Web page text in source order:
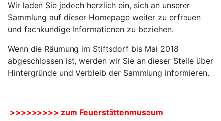
Wir laden Sie jedoch herzlich ein, sich an unserer
Sammlung auf dieser Homepage weiter zu erfreuen
und fachkundige Informationen zu beziehen.
Wenn die Räumung im Stiftsdorf bis Mai 2018
abgeschlossen ist, werden wir Sie an dieser Stelle über
Hintergründe und Verbleib der Sammlung informieren.
>>>>>>>>> zum Feuerstättenmuseum